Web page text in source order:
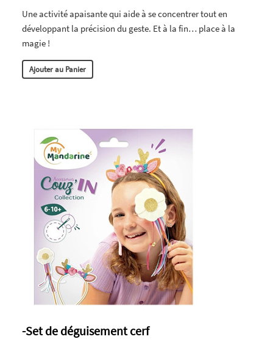
Une activité apaisante qui aide à se concentrer tout en
développant la précision du geste. Et à la fin… place à la
magie !
Ajouter au Panier
-Set de déguisement cerf